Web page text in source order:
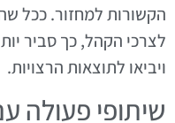
הקשורות למחזור. ככל
לצרכי הקהל, כך סביר
ויביאו לתוצאות הרצויות.
שיתופי פעולה